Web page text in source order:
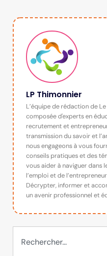
LP Thimonnier
L’équipe de rédaction de
composée d'experts en
recrutement et
transmission du savoir et
nous engageons à vous
conseils pratiques et des
vous aider à naviguer dans
l’emploi et de
Décrypter, informer et
un avenir professionnel et